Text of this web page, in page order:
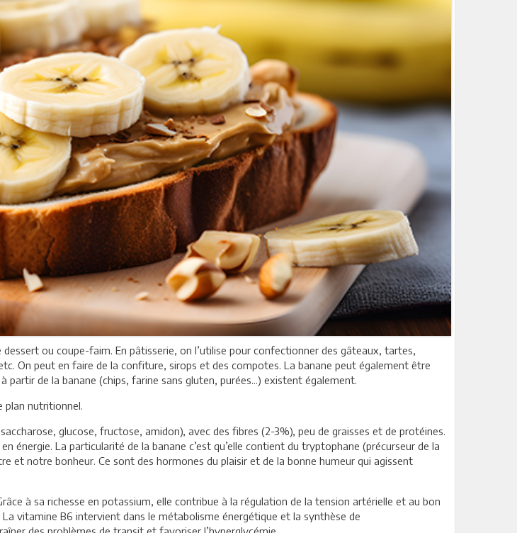
ou coupe-faim. En pâtisserie, on l’utilise pour confectionner des gâteaux, tartes,
On peut en faire de la confiture, sirops et des compotes. La banane peut également être
de la banane (chips, farine sans gluten, purées...) existent également.
plan nutritionnel.
glucose, fructose, amidon), avec des fibres (2-3%), peu de graisses et de protéines.
La particularité de la banane c’est qu’elle contient du tryptophane (précurseur de la
et notre bonheur. Ce sont des hormones du plaisir et de la bonne humeur qui agissent
à sa richesse en potassium, elle contribue à la régulation de la tension artérielle et au bon
vitamine B6 intervient dans le métabolisme énergétique et la synthèse de